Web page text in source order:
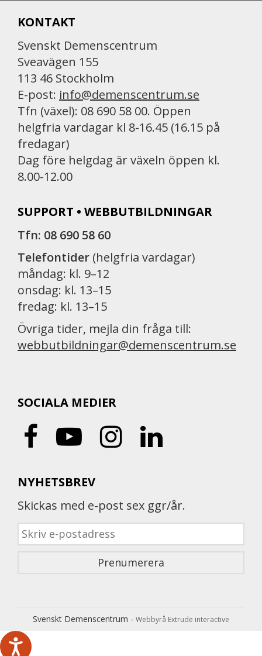
KONTAKT
Svenskt Demenscentrum
Sveavägen 155
113 46 Stockholm
E-post: info@demenscentrum.se
Tfn (växel): 08 690 58 00. Öppen
helgfria vardagar kl 8-16.45 (16.15 på
fredagar)
Dag före helgdag är växeln öppen kl.
8.00-12.00
SUPPORT • WEBBUTBILDNINGAR
Tfn: 08 690 58 60
Telefontider (helgfria vardagar)
måndag: kl. 9–12
onsdag: kl. 13–15
fredag: kl. 13–15
Övriga tider, mejla din fråga till:
webbutbildningar@demenscentrum.se
SOCIALA MEDIER
NYHETSBREV
Skickas med e-post sex ggr/år.
Svenskt Demenscentrum - Webbyrå Extrude interactive